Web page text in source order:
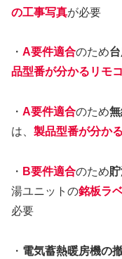
の工事写真が必要
・ A要件適合のため
品型番が分かるリモ
・ A要件適合のため
は、 製品型番が分か
・ B要件適合のため
湯ユニットの銘板ラ
必要
・ 電気蓄熱暖房機の